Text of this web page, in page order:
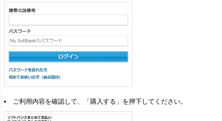
ご利用内容を確認して、「購入する」を押下してください。